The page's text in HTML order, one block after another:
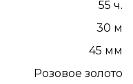
55 ч.
30 м
45 мм
Розовое золото